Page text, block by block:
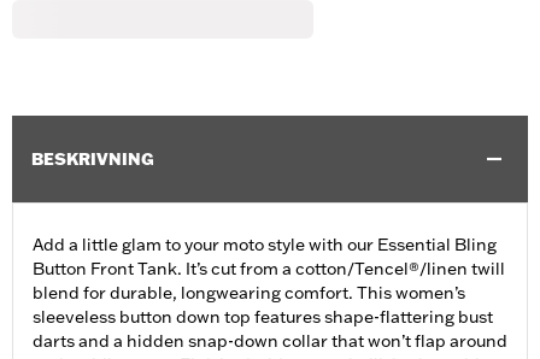
BESKRIVNING
Add a little glam to your moto style with our Essential Bling
Button Front Tank. It’s cut from a cotton/Tencel®/linen twill
blend for durable, longwearing comfort. This women’s
sleeveless button down top features shape-flattering bust
darts and a hidden snap-down collar that won’t flap around